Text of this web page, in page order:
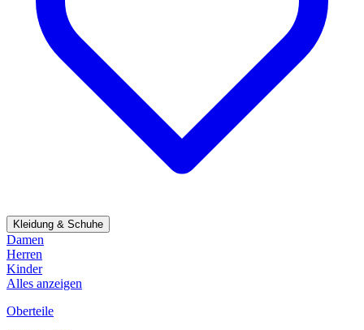
Kleidung & Schuhe
Damen
Herren
Kinder
Alles anzeigen
Oberteile